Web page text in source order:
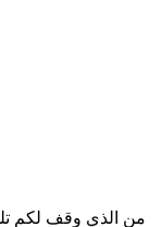
من الذي وقف لكم